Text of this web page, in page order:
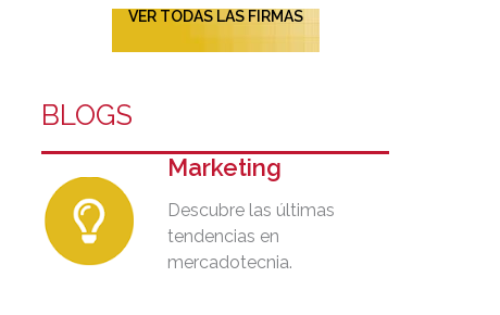
VER TODAS LAS FIRMAS
BLOGS
Marketing
Descubre las últimas
tendencias en
mercadotecnia.